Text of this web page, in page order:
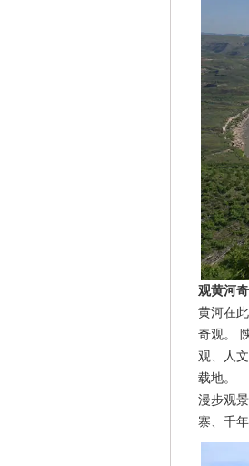
观黄河
黄河在
奇观。
观、人
载地。
漫步观
寨、千